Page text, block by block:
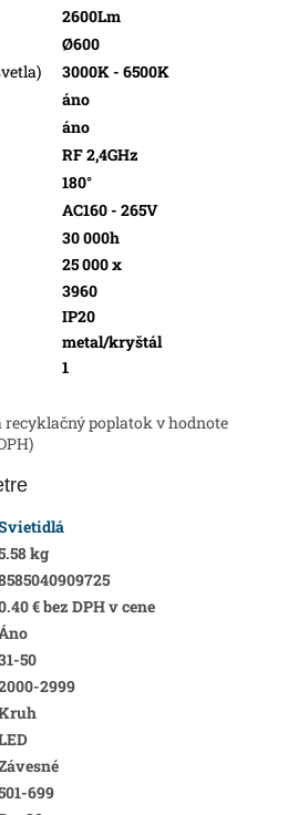
2600Lm
Ø600
3000K - 6500K
áno
áno
RF 2,4GHz
180°
AC160 - 265V
30 000h
25 000 x
3960
IP20
metal/kryštál
1
poplatok v hodnote
kg
€ bez DPH v cene
50
2999
699